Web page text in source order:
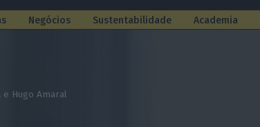
Negócios Sustentabilidade Academia
e Hugo Amaral